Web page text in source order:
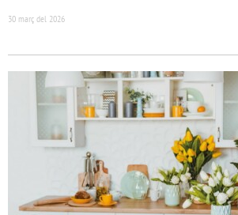
30 març del 2026